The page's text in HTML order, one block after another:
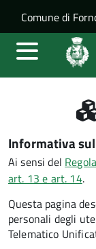
Salta al
Skip to
Comune di
Informativa
Ai sensi del
art. 13 e art. 14.
Questa pagina
personali degli
Telematico